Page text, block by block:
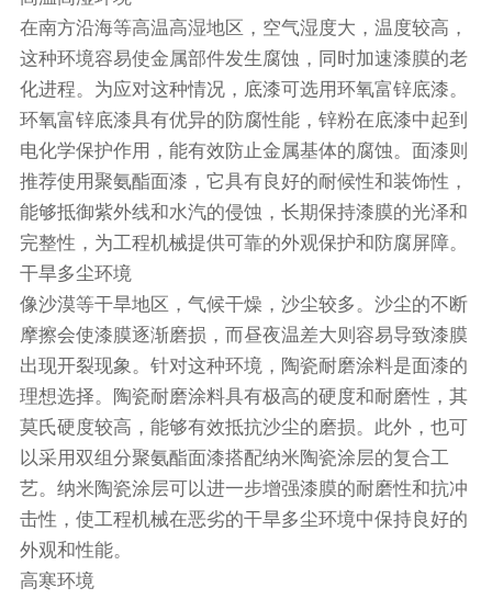
在南方沿海等高温高湿地区，空气湿度大，温度较高，
这种环境容易使金属部件发生腐蚀，同时加速漆膜的老
化进程。为应对这种情况，底漆可选用环氧富锌底漆。
环氧富锌底漆具有优异的防腐性能，锌粉在底漆中起到
电化学保护作用，能有效防止金属基体的腐蚀。面漆则
推荐使用聚氨酯面漆，它具有良好的耐候性和装饰性，
能够抵御紫外线和水汽的侵蚀，长期保持漆膜的光泽和
完整性，为工程机械提供可靠的外观保护和防腐屏障。
干旱多尘环境
像沙漠等干旱地区，气候干燥，沙尘较多。沙尘的不断
摩擦会使漆膜逐渐磨损，而昼夜温差大则容易导致漆膜
出现开裂现象。针对这种环境，陶瓷耐磨涂料是面漆的
理想选择。陶瓷耐磨涂料具有极高的硬度和耐磨性，其
莫氏硬度较高，能够有效抵抗沙尘的磨损。此外，也可
以采用双组分聚氨酯面漆搭配纳米陶瓷涂层的复合工
艺。纳米陶瓷涂层可以进一步增强漆膜的耐磨性和抗冲
击性，使工程机械在恶劣的干旱多尘环境中保持良好的
外观和性能。
高寒环境